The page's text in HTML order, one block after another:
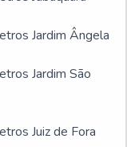
Jardim Ângela
Jardim São
Juiz de Fora